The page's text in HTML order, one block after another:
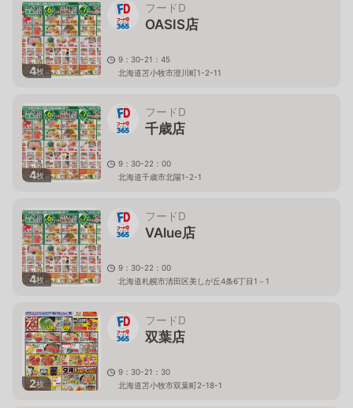
4枚
フードD
OASIS店
9：30-21：45
北海道苫小牧市澄川町1-2-11
4枚
フードD
千歳店
9：30-22：00
北海道千歳市北陽1-2-1
4枚
フードD
VAlue店
9：30-22：00
北海道札幌市清田区美しが丘4条6丁目1－1
2枚
フードD
双葉店
9：30-21：30
北海道苫小牧市双葉町2-18-1